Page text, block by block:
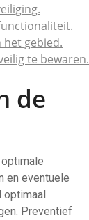
het gebied.
te bewaren.
de
en eventuele
optimaal
Preventief